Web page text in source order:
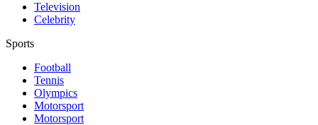
Television
Celebrity
Sports
Football
Tennis
Olympics
Motorsport
Motorsport